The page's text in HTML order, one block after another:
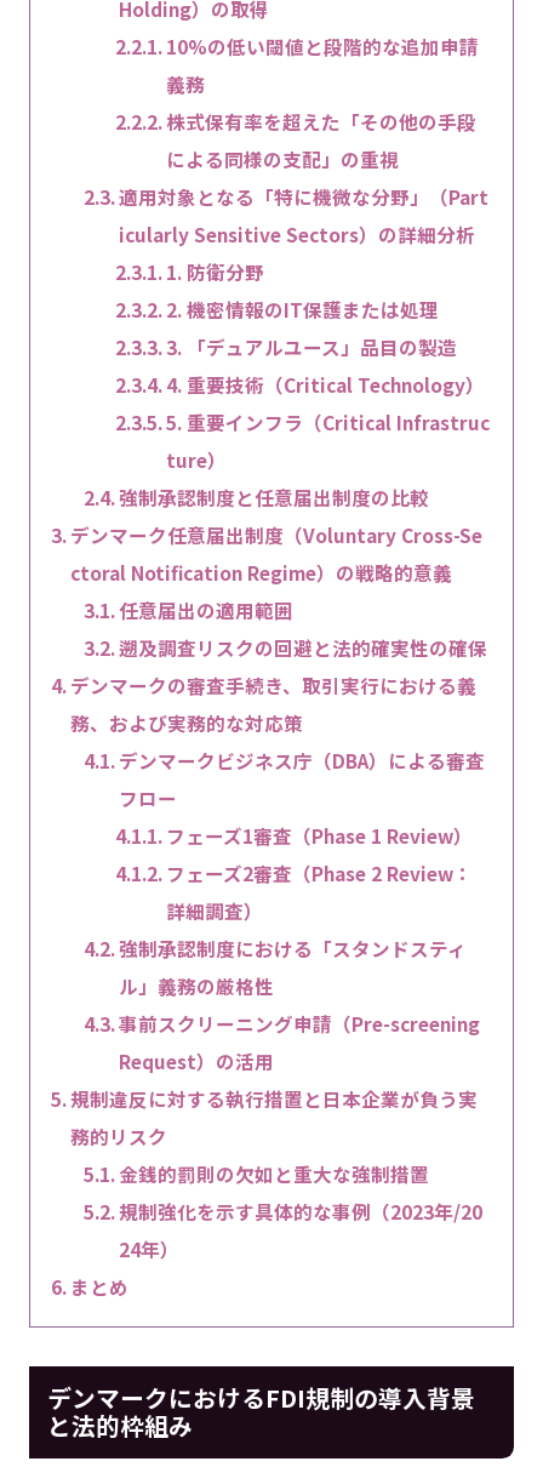
Holding）の取得
10%の低い閾値と段階的な追加申請
義務
株式保有率を超えた「その他の手段
による同様の支配」の重視
適用対象となる「特に機微な分野」（Part
icularly Sensitive Sectors）の詳細分析
1. 防衛分野
2. 機密情報のIT保護または処理
3. 「デュアルユース」品目の製造
4. 重要技術（Critical Technology）
5. 重要インフラ（Critical Infrastruc
ture）
強制承認制度と任意届出制度の比較
デンマーク任意届出制度（Voluntary Cross-Se
ctoral Notification Regime）の戦略的意義
任意届出の適用範囲
遡及調査リスクの回避と法的確実性の確保
デンマークの審査手続き、取引実行における義
務、および実務的な対応策
デンマークビジネス庁（DBA）による審査
フロー
フェーズ1審査（Phase 1 Review）
フェーズ2審査（Phase 2 Review：
詳細調査）
強制承認制度における「スタンドスティ
ル」義務の厳格性
事前スクリーニング申請（Pre-screening
Request）の活用
規制違反に対する執行措置と日本企業が負う実
務的リスク
金銭的罰則の欠如と重大な強制措置
規制強化を示す具体的な事例（2023年/20
24年）
まとめ
デンマークにおけるFDI規制の導入背景
と法的枠組み